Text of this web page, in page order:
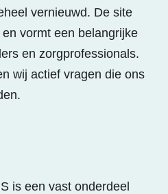
vernieuwd. De site
vormt een belangrijke
en zorgprofessionals.
wij actief vragen die ons
is een vast onderdeel